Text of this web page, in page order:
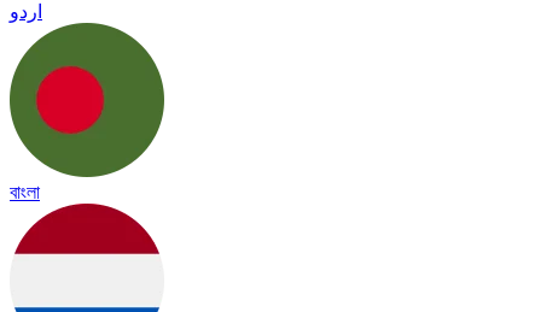
اردو
বাংলা